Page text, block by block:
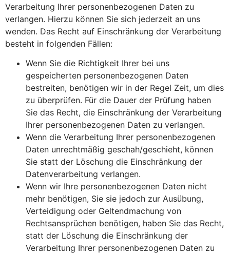
Verarbeitung Ihrer personenbezogenen Daten zu
verlangen. Hierzu können Sie sich jederzeit an uns
wenden. Das Recht auf Einschränkung der Verarbeitung
besteht in folgenden Fällen:
Wenn Sie die Richtigkeit Ihrer bei uns
gespeicherten personenbezogenen Daten
bestreiten, benötigen wir in der Regel Zeit, um dies
zu überprüfen. Für die Dauer der Prüfung haben
Sie das Recht, die Einschränkung der Verarbeitung
Ihrer personenbezogenen Daten zu verlangen.
Wenn die Verarbeitung Ihrer personenbezogenen
Daten unrechtmäßig geschah/geschieht, können
Sie statt der Löschung die Einschränkung der
Datenverarbeitung verlangen.
Wenn wir Ihre personenbezogenen Daten nicht
mehr benötigen, Sie sie jedoch zur Ausübung,
Verteidigung oder Geltendmachung von
Rechtsansprüchen benötigen, haben Sie das Recht,
statt der Löschung die Einschränkung der
Verarbeitung Ihrer personenbezogenen Daten zu